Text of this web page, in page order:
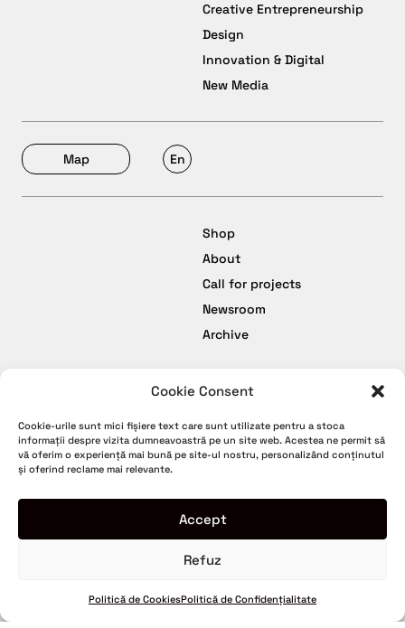
Cookie Consent
Cookie-urile sunt mici fișiere text care sunt utilizate pentru a stoca
informații despre vizita dumneavoastră pe un site web. Acestea ne permit să
vă oferim o experiență mai bună pe site-ul nostru, personalizând conținutul
și oferind reclame mai relevante.
Accept
Refuz
Politică de CookiesPolitică de Confidențialitate
Creative Entrepreneurship
Design
Innovation & Digital
New Media
Shop
About
Call for projects
Newsroom
Archive
Map En
Politică de Confidențialitate
Politică de Cookies
instagram
youtube